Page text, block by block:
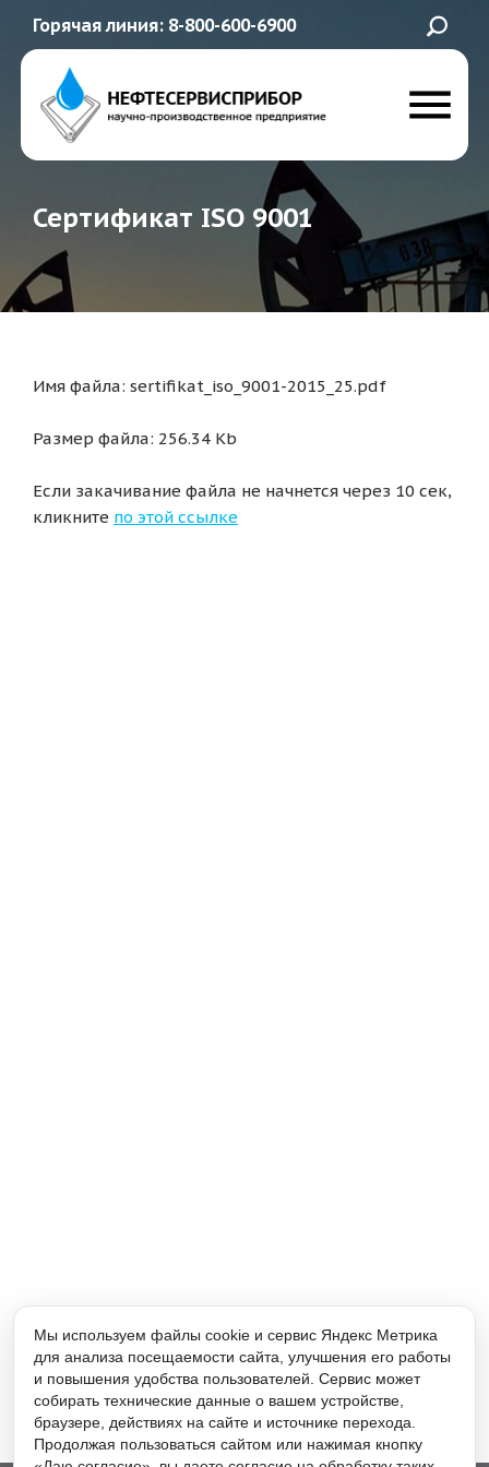
Горячая линия: 8-800-600-6900
Сертификат ISO 9001
Имя файла: sertifikat_iso_9001-2015_25.pdf
Размер файла: 256.34 Kb
Если закачивание файла не начнется через 10 сек,
кликните по этой ссылке
Мы используем файлы cookie и сервис Яндекс Метрика
для анализа посещаемости сайта, улучшения его работы
и повышения удобства пользователей. Сервис может
собирать технические данные о вашем устройстве,
браузере, действиях на сайте и источнике перехода.
Продолжая пользоваться сайтом или нажимая кнопку